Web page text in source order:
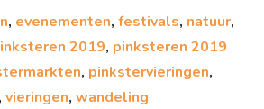
, evenementen, festivals, natuur,
2019, pinksteren 2019
, pinkstervieringen,
, vieringen, wandeling